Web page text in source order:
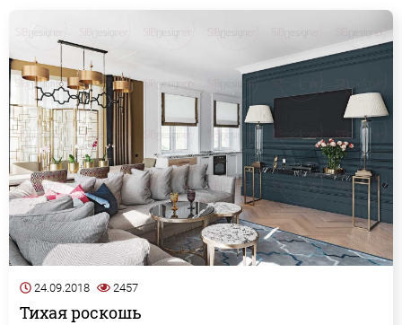
24.09.2018 2457
Тихая роскошь